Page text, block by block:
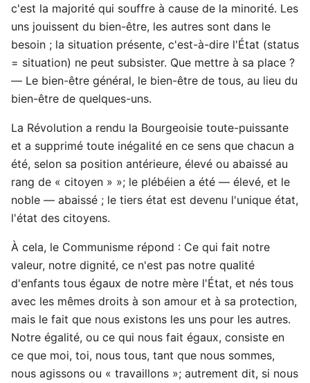
c'est la majorité qui souffre à cause de la minorité. Les
uns jouissent du bien-être, les autres sont dans le
besoin ; la situation présente, c'est-à-dire l'État (status
= situation) ne peut subsister. Que mettre à sa place ?
— Le bien-être général, le bien-être de tous, au lieu du
bien-être de quelques-uns.
La Révolution a rendu la Bourgeoisie toute-puissante
et a supprimé toute inégalité en ce sens que chacun a
été, selon sa position antérieure, élevé ou abaissé au
rang de « citoyen » »; le plébéien a été — élevé, et le
noble — abaissé ; le tiers état est devenu l'unique état,
l'état des citoyens.
À cela, le Communisme répond : Ce qui fait notre
valeur, notre dignité, ce n'est pas notre qualité
d'enfants tous égaux de notre mère l'État, et nés tous
avec les mêmes droits à son amour et à sa protection,
mais le fait que nous existons les uns pour les autres.
Notre égalité, ou ce qui nous fait égaux, consiste en
ce que moi, toi, nous tous, tant que nous sommes,
nous agissons ou « travaillons »; autrement dit, si nous